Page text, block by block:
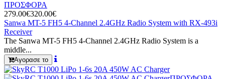
ΠΡΟΣΦΟΡΑ
279.00€320.00€
Sanwa MT-5 FH5 4-Channel 2.4GHz Radio System with RX-493i
Receiver
The Sanwa MT-5 FH5 4-Channel 2.4GHz Radio System is a
middle...
Αγορασε το